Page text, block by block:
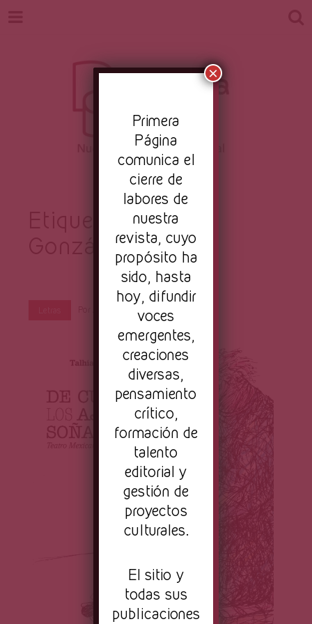
Revista
Primera
Página
Nuestro periodismo cultural
Thalía
González obra
Primera
Página
comunica el
cierre de
labores de
nuestra
revista, cuyo
propósito ha
sido, hasta
hoy, difundir
voces
emergentes,
creaciones
diversas,
pensamiento
crítico,
formación de
talento
editorial y
gestión de
proyectos
culturales.
El sitio y
todas sus
publicaciones
×